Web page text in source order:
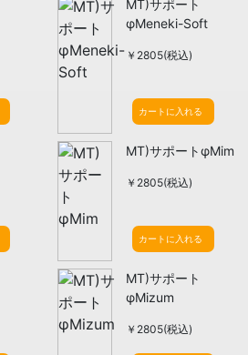
MT)サポート
φMeneki-Soft
￥2805(税込)
カートに入れる
MT)サポートφMim
￥2805(税込)
カートに入れる
MT)サポート
φMizum
￥2805(税込)